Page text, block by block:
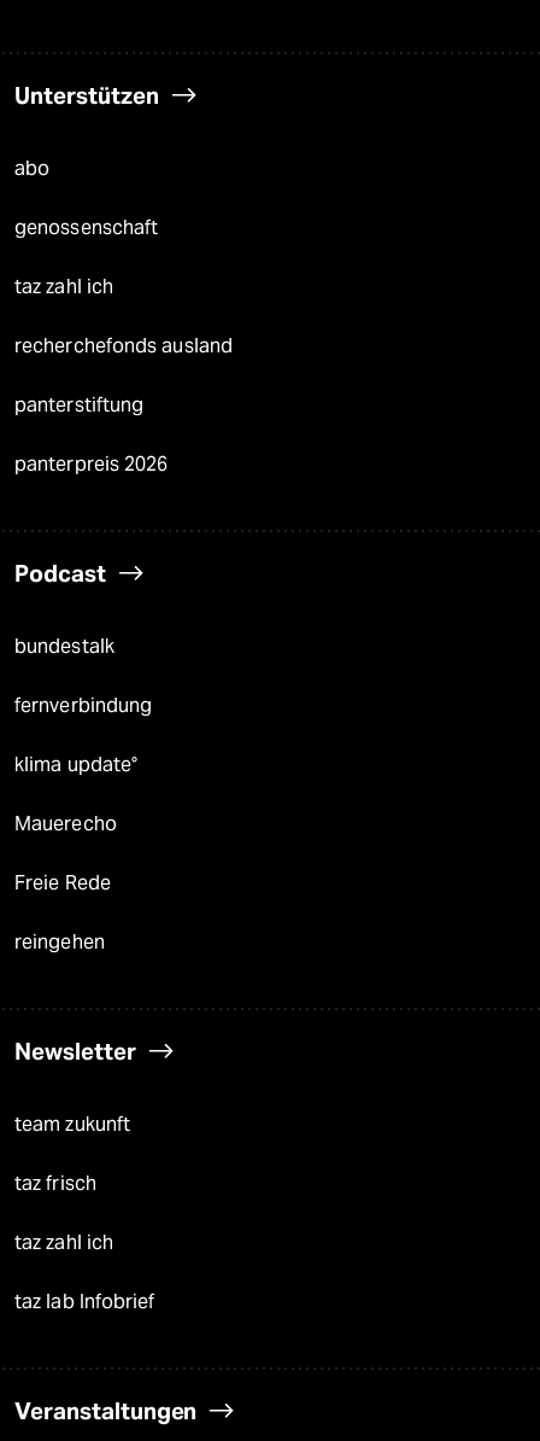
Unterstützen
abo
genossenschaft
taz zahl ich
recherchefonds ausland
panterstiftung
panterpreis 2026
Podcast
bundestalk
fernverbindung
klima update°
Mauerecho
Freie Rede
reingehen
Newsletter
team zukunft
taz frisch
taz zahl ich
taz lab Infobrief
Veranstaltungen